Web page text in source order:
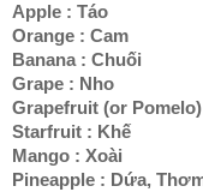
Apple : Táo
Orange : Cam
Banana : Chuối
Grape : Nho
Grapefruit (or
Starfruit : Khế
Mango : Xoài
Pineapple : Dứa,